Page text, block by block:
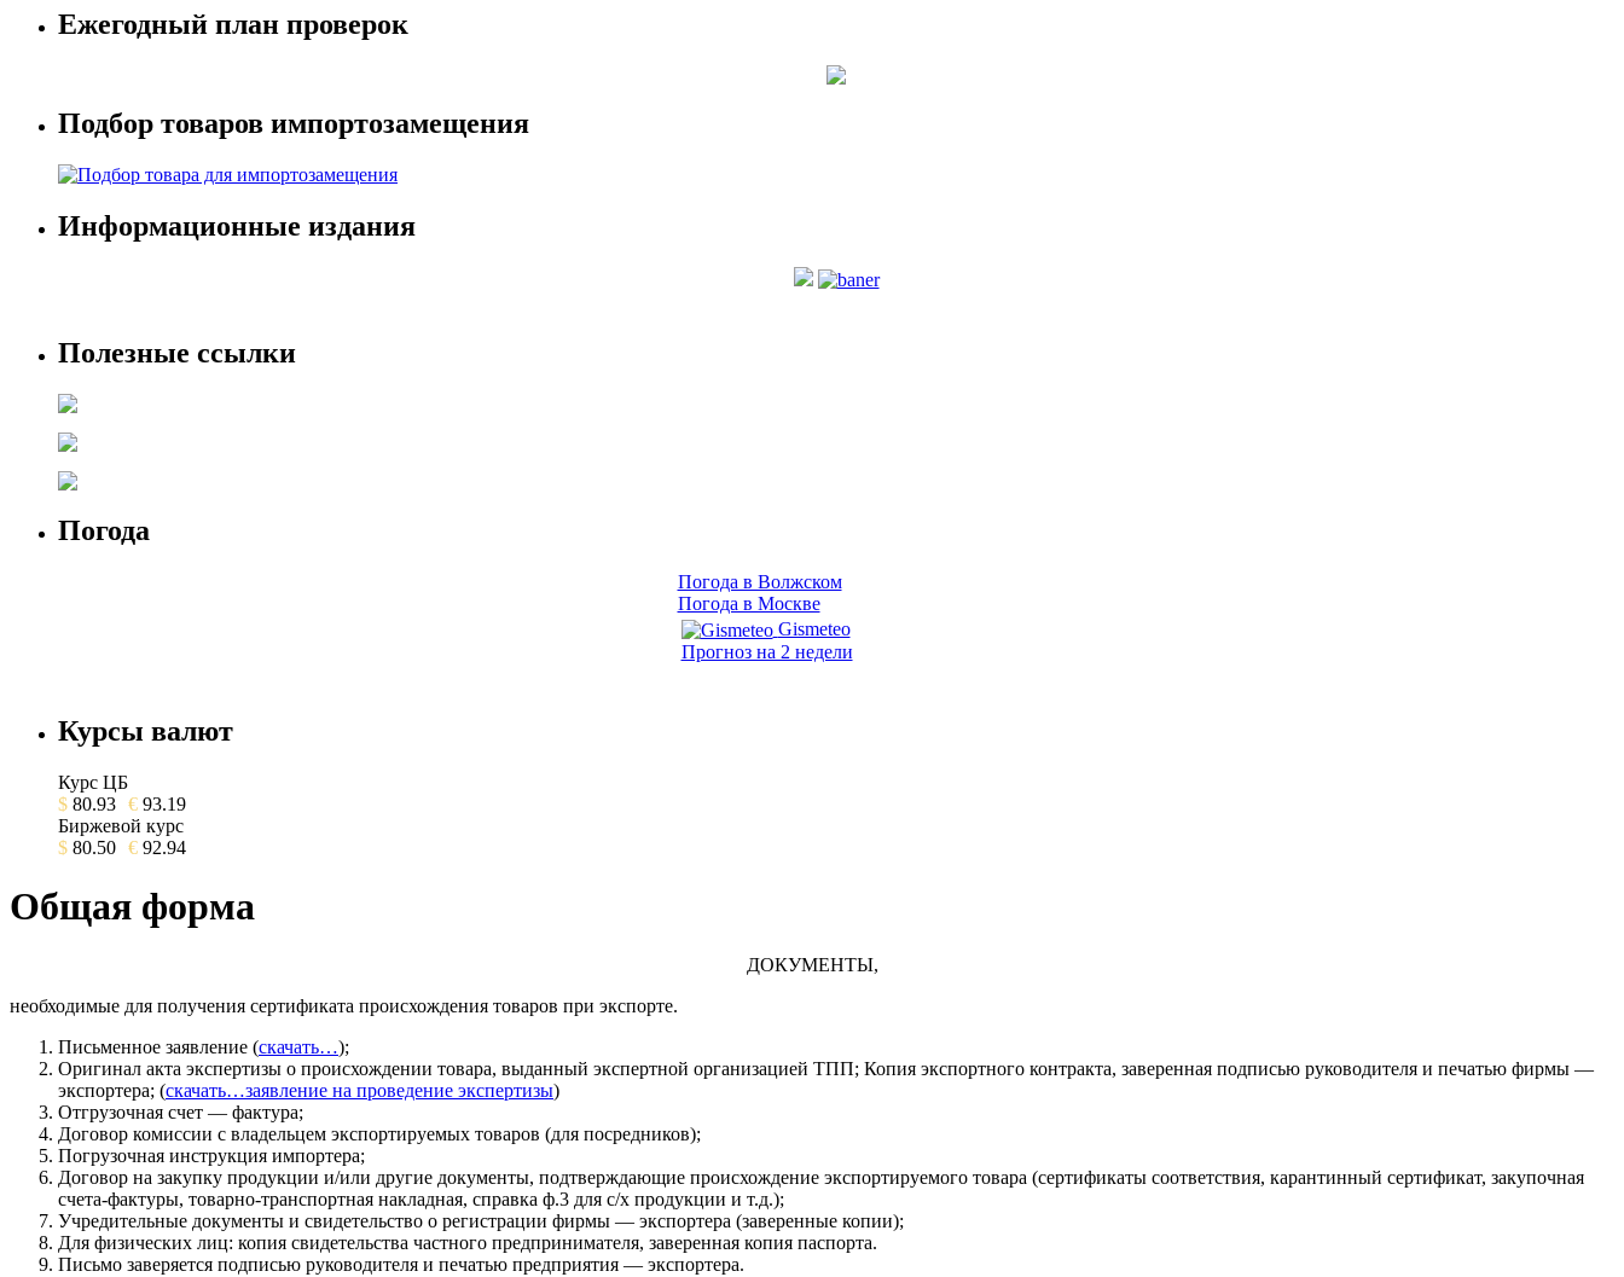
Ежегодный план проверок
Подбор товаров импортозамещения
Информационные издания
Полезные ссылки
Погода
Погода в Волжском
Погода в Москве
Gismeteo
Прогноз на 2 недели
Курсы валют
Курс ЦБ
$ 80.93 € 93.19
Биржевой курс
$ 80.50 € 92.94
Общая форма
ДОКУМЕНТЫ,
необходимые для получения сертификата происхождения товаров при экспорте.
Письменное заявление (скачать…);
Оригинал акта экспертизы о происхождении товара, выданный экспертной организацией ТПП; Копия экспортного контракта, заверенная подписью руководителя и печатью фирмы —
экспортера; (скачать…заявление на проведение экспертизы)
Отгрузочная счет — фактура;
Договор комиссии с владельцем экспортируемых товаров (для посредников);
Погрузочная инструкция импортера;
Договор на закупку продукции и/или другие документы, подтверждающие происхождение экспортируемого товара (сертификаты соответствия, карантинный сертификат, закупочная
счета-фактуры, товарно-транспортная накладная, справка ф.3 для с/х продукции и т.д.);
Учредительные документы и свидетельство о регистрации фирмы — экспортера (заверенные копии);
Для физических лиц: копия свидетельства частного предпринимателя, заверенная копия паспорта.
Письмо заверяется подписью руководителя и печатью предприятия — экспортера.